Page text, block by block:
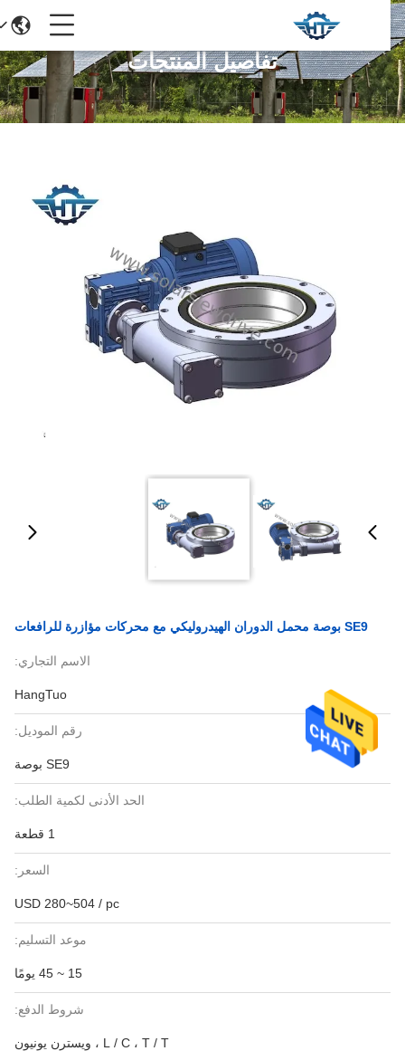
تفاصيل المنتجات
SE9 بوصة محمل الدوران الهيدروليكي مع محركات مؤازرة للرافعات
الاسم التجاري:
HangTuo
رقم الموديل:
SE9 بوصة
الحد الأدنى لكمية الطلب:
السعر:
USD 280~504 / pc
موعد التسليم:
15 ~ 45 يومًا
شروط الدفع:
L / C ، T / T ، ويسترن يونيون